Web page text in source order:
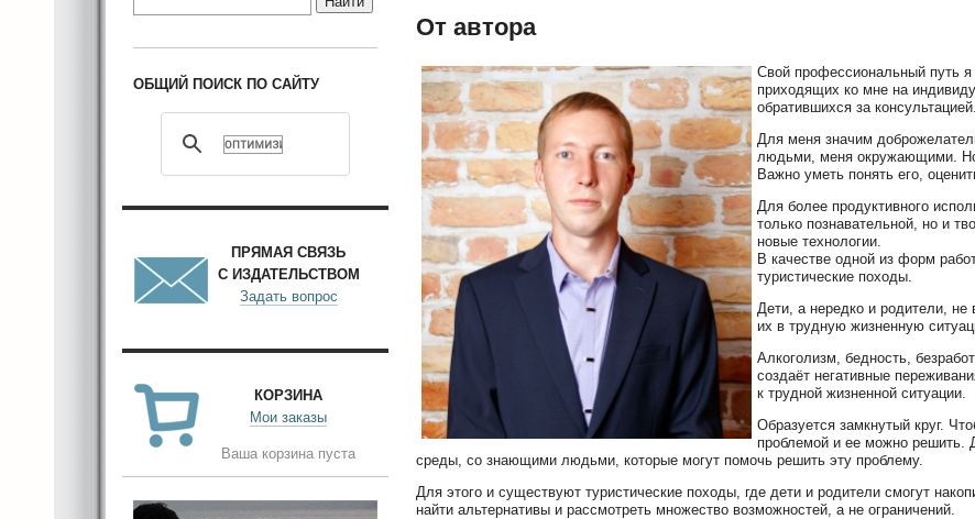
От автора
Свой профессиональный путь
приходящих ко мне на
обратившихся за консультацией.
Для меня значим
людьми, меня окружающими. Но
Важно уметь понять его,
Для более продуктивного
только познавательной, но и
новые технологии.
В качестве одной из форм
туристические походы.
Дети, а нередко и родители,
их в трудную жизненную
Алкоголизм, бедность,
создаёт негативные
к трудной жизненной ситуации.
Образуется замкнутый круг.
проблемой и ее можно решить.
среды, со знающими людьми, которые могут помочь решить эту проблему.
Для этого и существуют туристические походы, где дети и родители смогут
найти альтернативы и рассмотреть множество возможностей, а не ограничений.
ОБЩИЙ ПОИСК ПО САЙТУ
ПРЯМАЯ СВЯЗЬ
С ИЗДАТЕЛЬСТВОМ
Задать вопрос
КОРЗИНА
Мои заказы
Ваша корзина пуста